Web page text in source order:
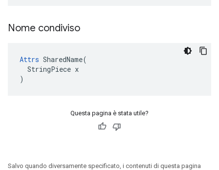
Nome condiviso
Attrs SharedName(
  StringPiece x
)
Questa pagina è stata utile?
Salvo quando diversamente specificato, i contenuti di questa pagina